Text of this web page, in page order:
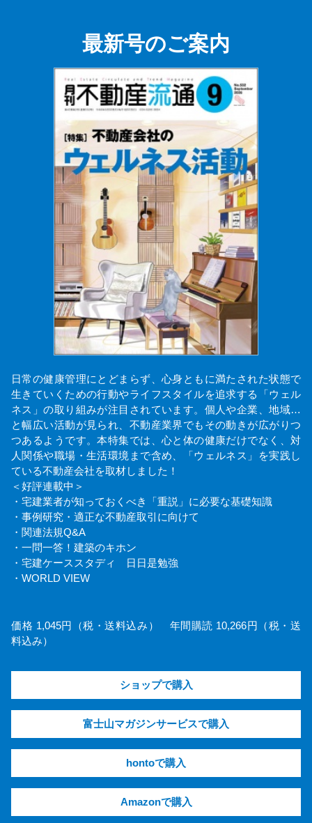
最新号のご案内
日常の健康管理にとどまらず、心身ともに満たされた状態で
生きていくための行動やライフスタイルを追求する「ウェル
ネス」の取り組みが注目されています。個人や企業、地域…
と幅広い活動が見られ、不動産業界でもその動きが広がりつ
つあるようです。本特集では、心と体の健康だけでなく、対
人関係や職場・生活環境まで含め、「ウェルネス」を実践し
ている不動産会社を取材しました！
＜好評連載中＞
・宅建業者が知っておくべき「重説」に必要な基礎知識
・事例研究・適正な不動産取引に向けて
・関連法規Q&A
・一問一答！建築のキホン
・宅建ケーススタディ 日日是勉強
・WORLD VIEW
価格 1,045円（税・送料込み） 年間購読 10,266円（税・送
料込み）
ショップで購入
富士山マガジンサービスで購入
hontoで購入
Amazonで購入